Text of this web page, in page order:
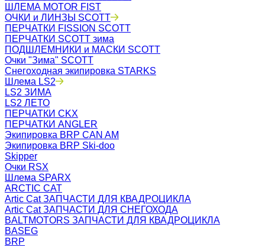
ШЛЕМА MOTOR FIST
ОЧКИ и ЛИНЗЫ SCOTT
ПЕРЧАТКИ FISSION SCOTT
ПЕРЧАТКИ SCOTT зима
ПОДШЛЕМНИКИ и МАСКИ SCOTT
Очки "Зима" SCOTT
Снегоходная экипировка STARKS
Шлема LS2
LS2 ЗИМА
LS2 ЛЕТО
ПЕРЧАТКИ CKX
ПЕРЧАТКИ ANGLER
Экипировка BRP CAN AM
Экипировка BRP Ski-doo
Skipper
Очки RSX
Шлема SPARX
ARCTIC CAT
Artic Cat ЗАПЧАСТИ ДЛЯ КВАДРОЦИКЛА
Artic Cat ЗАПЧАСТИ ДЛЯ СНЕГОХОДА
BALTMOTORS ЗАПЧАСТИ ДЛЯ КВАДРОЦИКЛА
BASEG
BRP